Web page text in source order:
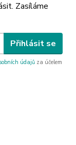
Zasíláme
Přihlásit se
údajů za účelem